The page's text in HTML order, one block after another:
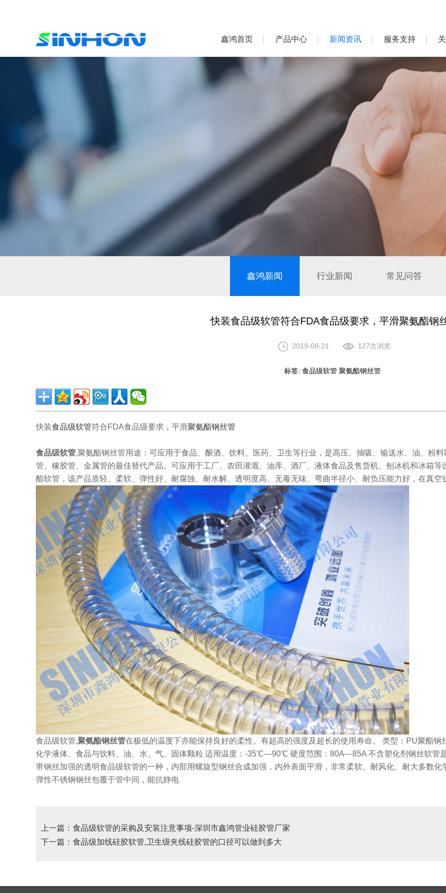
鑫鸿首页 产品中心 新闻资讯 服务支持
鑫鸿新闻 行业新闻 常见问答
快装食品级软管符合FDA食品级要求，平滑聚氨酯钢
2019-08-21 127次浏览
标签: 食品级软管 聚氨酯钢丝管
快装食品级软管符合FDA食品级要求，平滑聚氨酯钢丝管
食品级软管,聚氨酯钢丝管用途：可应用于食品、酿酒、饮料、医药、卫生等行业，是高压、抽吸、输送水、油、粉
管、橡胶管、金属管的最佳替代产品。可应用于工厂、农田灌溉、油库、酒厂、液体食品及售货机、刨冰机和冰箱
酯软管，该产品质轻、柔软、弹性好、耐腐蚀、耐水解、透明度高、无毒无味、弯曲半径小、耐负压能力好，在真空
食品级软管,聚氨酯钢丝管在极低的温度下亦能保持良好的柔性。有超高的强度及超长的使用寿命。 类型：PU聚酯
化学液体、食品与饮料、油、水、气、固体颗粒 适用温度：-35℃—90℃ 硬度范围：80A—85A 不含塑化剂钢丝软管
带钢丝加强的透明食品级软管的一种，内部用螺旋型钢丝合成加强，内外表面平滑，非常柔软、耐风化、耐大多数
弹性不锈钢钢丝包覆于管中间，能抗静电
上一篇：食品级软管的采购及安装注意事项-深圳市鑫鸿管业硅胶管厂家
下一篇：食品级加线硅胶软管,卫生级夹线硅胶管的口径可以做到多大